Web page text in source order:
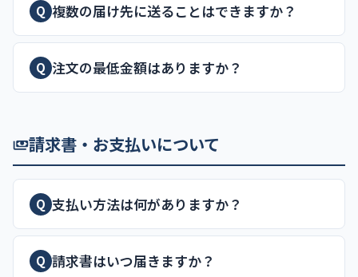
Q 複数の届け先に送ることはできますか？
Q 注文の最低金額はありますか？
請求書・お支払いについて
Q 支払い方法は何がありますか？
Q 請求書はいつ届きますか？